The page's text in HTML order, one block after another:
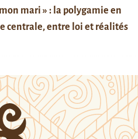
mari » : la polygamie en
centrale, entre loi et réalités